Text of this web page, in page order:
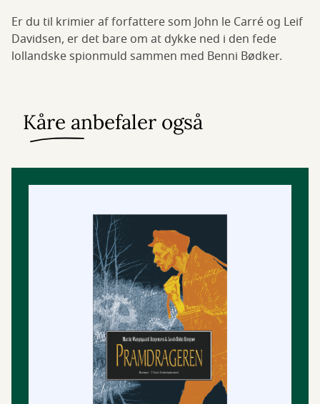
Er du til krimier af forfattere som John le Carré og Leif
Davidsen, er det bare om at dykke ned i den fede
lollandske spionmuld sammen med Benni Bødker.
Kåre anbefaler også